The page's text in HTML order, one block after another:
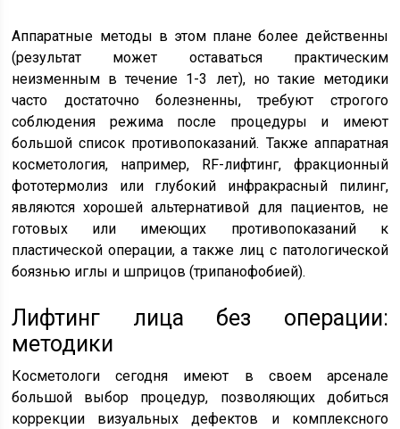
Аппаратные методы в этом плане более действенны
(результат может оставаться практическим
неизменным в течение 1-3 лет), но такие методики
часто достаточно болезненны, требуют строгого
соблюдения режима после процедуры и имеют
большой список противопоказаний. Также аппаратная
косметология, например, RF-лифтинг, фракционный
фототермолиз или глубокий инфракрасный пилинг,
являются хорошей альтернативой для пациентов, не
готовых или имеющих противопоказаний к
пластической операции, а также лиц с патологической
боязнью иглы и шприцов (трипанофобией).
Лифтинг лица без операции:
методики
Косметологи сегодня имеют в своем арсенале
большой выбор процедур, позволяющих добиться
коррекции визуальных дефектов и комплексного